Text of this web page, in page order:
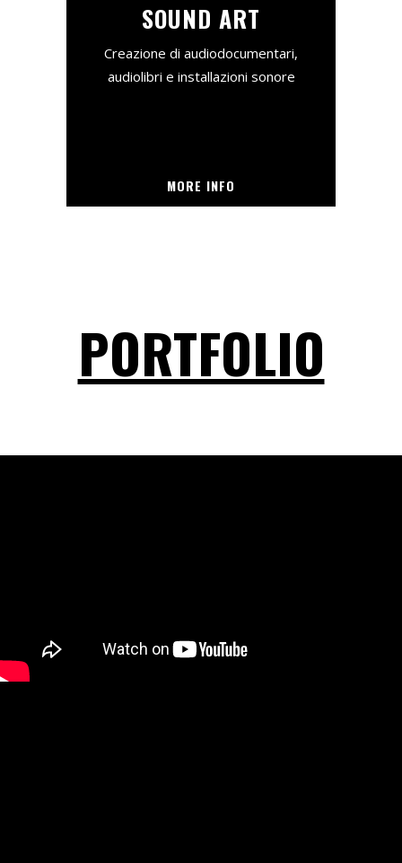
SOUND ART
Creazione di audiodocumentari,
audiolibri e installazioni sonore
MORE INFO
PORTFOLIO